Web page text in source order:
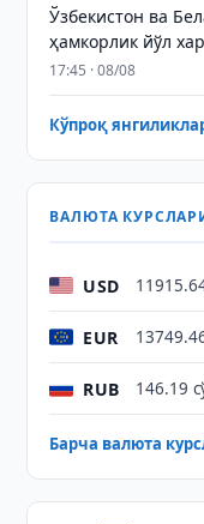
Ўзбекистон ва
ҳамкорлик йўл
17:45 · 08/08
Кўпроқ
ВАЛЮТА
USD
EUR
RUB 146.19
Барча валюта